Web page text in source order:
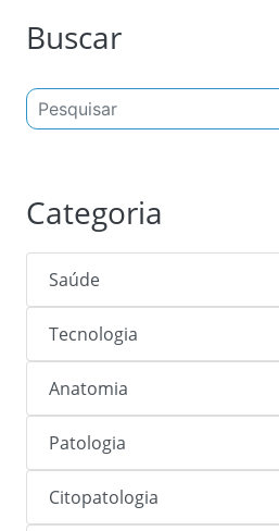
Buscar
Categoria
Saúde
Tecnologia
Anatomia
Patologia
Citopatologia